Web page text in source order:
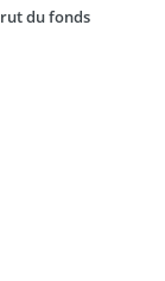
du fonds